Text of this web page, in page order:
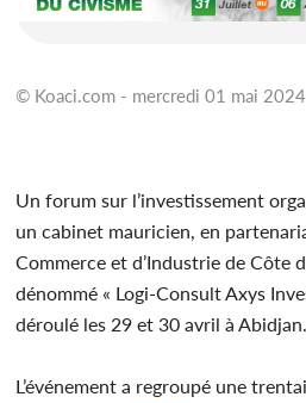
© Koaci.com - mercredi 01 mai
Un forum sur l’investissement
un cabinet mauricien, en
Commerce et d’Industrie de Côte
dénommé « Logi-Consult Axys
déroulé les 29 et 30 avril à Abidjan.
L’événement a regroupé une